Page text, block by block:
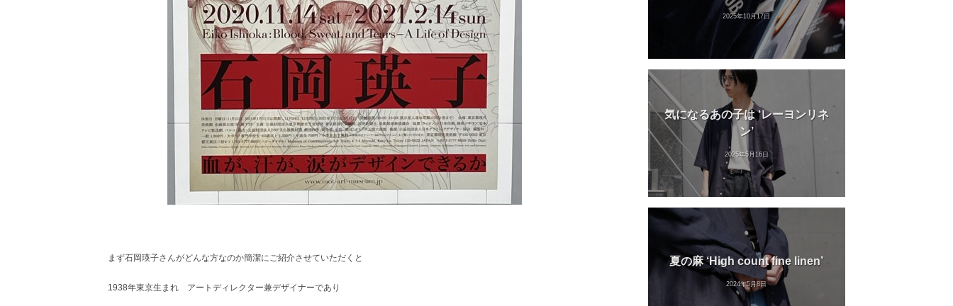
まず石岡瑛子さんがどんな方なのか簡潔にご紹介させていただくと
1938年東京生まれ アートディレクター兼デザイナーであり
2025年10月17日
気になるあの子は ‘レーヨンリネ
ン’
2025年5月16日
夏の麻 ‘High count fine linen’
2024年5月8日